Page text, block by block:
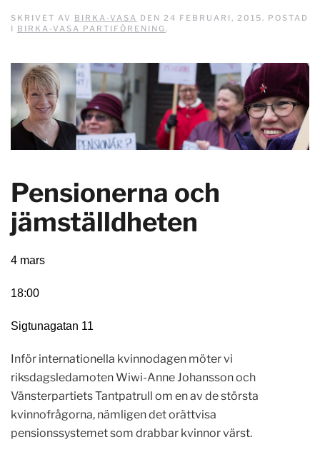
SKRIVET AV BIRKA-VASA DEN 24 FEBRUARI, 2015. POSTAD
I BIRKA-VASA PARTIFÖRENING.
Pensionerna och
jämställdheten
4 mars
18:00
Sigtunagatan 11
Inför internationella kvinnodagen möter vi
riksdagsledamoten Wiwi-Anne Johansson och
Vänsterpartiets Tantpatrull om en av de största
kvinnofrågorna, nämligen det orättvisa
pensionssystemet som drabbar kvinnor värst.